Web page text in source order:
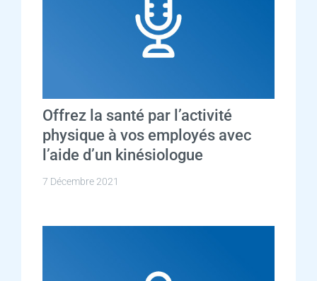
Offrez la santé par l’activité
physique à vos employés avec
l’aide d’un kinésiologue
7 Décembre 2021